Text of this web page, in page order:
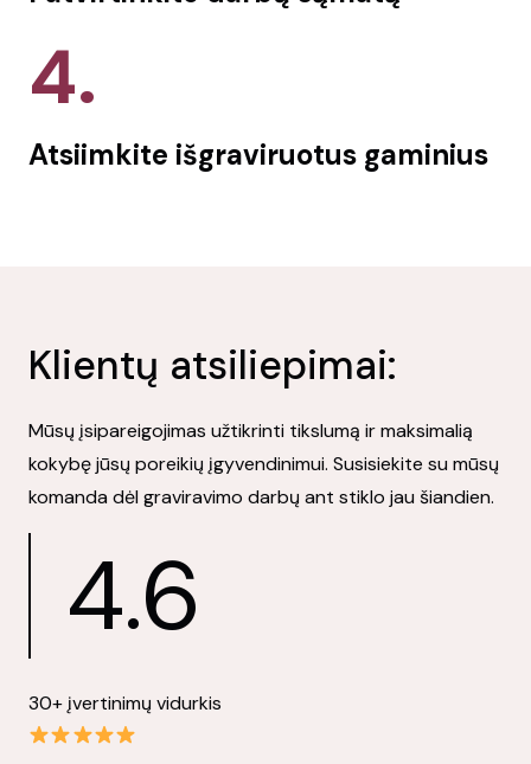
4.
Atsiimkite išgraviruotus gaminius
Klientų atsiliepimai:
Mūsų įsipareigojimas užtikrinti tikslumą ir maksimalią
kokybę jūsų poreikių įgyvendinimui. Susisiekite su mūsų
komanda dėl graviravimo darbų ant stiklo jau šiandien.
4.6
30+ įvertinimų vidurkis